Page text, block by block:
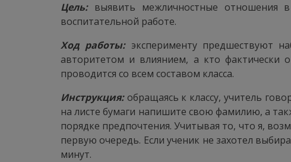
Цель:выявить межличностные отношения в
воспитательной работе.
Ход работы:эксперименту предшествуют
авторитетом и влиянием, а кто фактически
проводится со всем составом класса.
Инструкция:обращаясь к классу, учитель
на листе бумаги напишите свою фамилию, а
порядке предпочтения. Учитывая то, что я,
первую очередь. Если ученик не захотел
минут.